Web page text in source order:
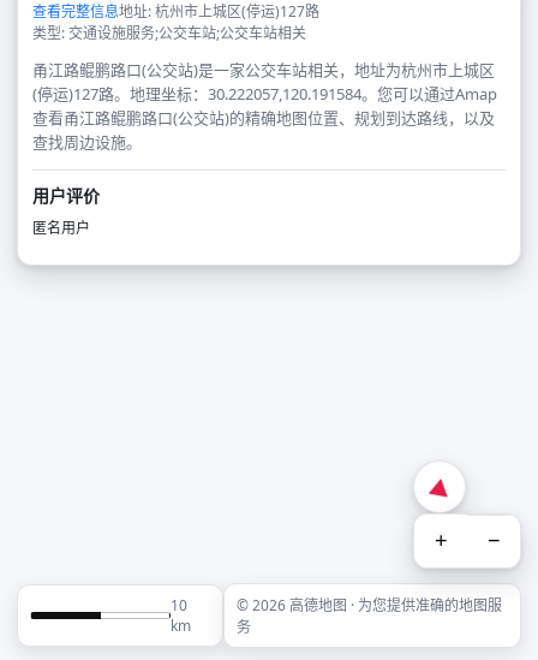
查看完整信息地址: 杭州市上城区(停运)127路
类型: 交通设施服务;公交车站;公交车站相关
甬江路鲲鹏路口(公交站)是一家公交车站相关，地址为杭州市上城区
(停运)127路。地理坐标：30.222057,120.191584。您可以通过Amap
查看甬江路鲲鹏路口(公交站)的精确地图位置、规划到达路线，以及
查找周边设施。
用户评价
匿名用户
+ −
10
km
© 2026 高德地图 · 为您提供准确的地图服
务